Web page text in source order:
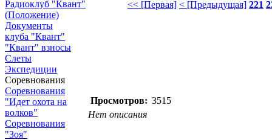
Радиоклуб "Квант"
(Положение)
Документы
клуба "Квант"
"Квант" взносы
Слеты
Экспедиции
Соревнования
Соревнования
"Идет охота на
волков"
Соревнования
"Зоя"
<< [Первая] < [Предыдущая] 221
Просмотров: 3515
Нет описания